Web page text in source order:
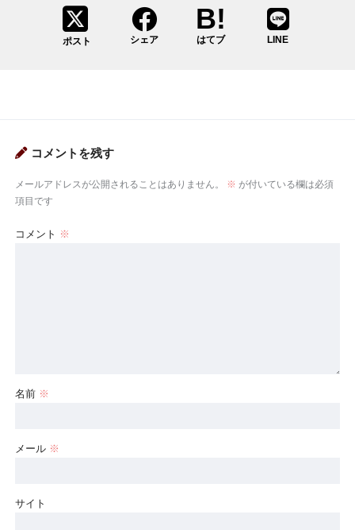
ポスト シェア はてブ LINE
コメントを残す
メールアドレスが公開されることはありません。 ※ が付いている欄は必須
項目です
コメント ※
名前 ※
メール ※
サイト